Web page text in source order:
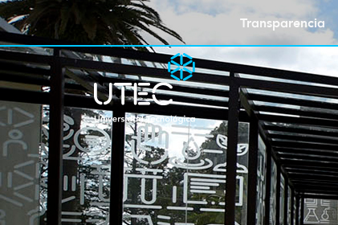
Transparencia